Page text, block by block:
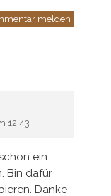
melden
12:43
ein
Bin dafür
Danke